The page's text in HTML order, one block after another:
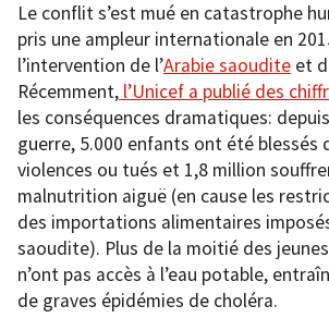
Le conflit s’est mué en catastrophe
pris une ampleur internationale en
l’intervention de l’Arabie saoudite et
Récemment, l’Unicef a publié des
les conséquences dramatiques:
guerre, 5.000 enfants ont été blessés
violences ou tués et 1,8 million
malnutrition aiguë (en cause les
des importations alimentaires
saoudite). Plus de la moitié des
n’ont pas accès à l’eau potable,
de graves épidémies de choléra.